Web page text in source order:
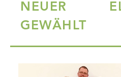
NEUER
GEWÄHLT